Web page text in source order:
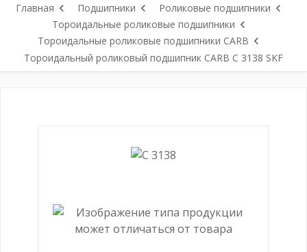
Главная Подшипники
Роликовые подшипники
Тороидальные роликовые подшипники
Тороидальные роликовые подшипники CARB
Тороидальный роликовый подшипник CARB C 3138 SKF